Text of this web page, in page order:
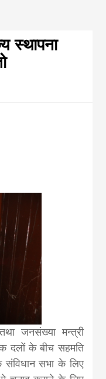
of
hindi
स्थापना
जनसंख्या मन्त्री
दलों के बीच सहमति
संविधान सभा के लिए